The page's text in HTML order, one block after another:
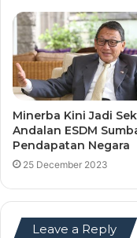
Minerba Kini Jadi
Andalan ESDM
Pendapatan Negara
25 December 2023
Leave a Reply